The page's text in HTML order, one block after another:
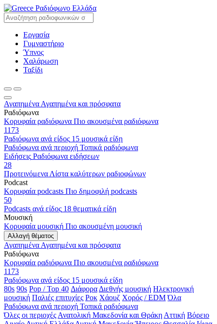
Ραδιόφωνο Ελλάδα
Εργασία
Γυμναστήριο
Ύπνος
Χαλάρωση
Ταξίδι
Αγαπημένα Αγαπημένα και πρόσφατα
Ραδιόφωνα
Κορυφαία ραδιόφωνα Πιο ακουσμένα ραδιόφωνα
1173
Ραδιόφωνα ανά είδος 15 μουσικά είδη
Ραδιόφωνα ανά περιοχή Τοπικά ραδιόφωνα
Ειδήσεις Ραδιόφωνα ειδήσεων
28
Προτεινόμενα Λίστα καλύτερων ραδιοφώνων
Podcast
Κορυφαία podcasts Πιο δημοφιλή podcasts
50
Podcasts ανά είδος 18 θεματικά είδη
Μουσική
Κορυφαία μουσική Πιο ακουσμένη μουσική
Αλλαγή θέματος
Αγαπημένα Αγαπημένα και πρόσφατα
Ραδιόφωνα
Κορυφαία ραδιόφωνα Πιο ακουσμένα ραδιόφωνα
1173
Ραδιόφωνα ανά είδος 15 μουσικά είδη
80s 90s Pop / Top 40 Διάφορα Διεθνής μουσική Ηλεκτρονική
μουσική Παλιές επιτυχίες Ροκ Χάουζ Χορός / EDM Όλα
Ραδιόφωνα ανά περιοχή Τοπικά ραδιόφωνα
Όλες οι περιοχές Ανατολική Μακεδονία και Θράκη Αττική Βόρειο